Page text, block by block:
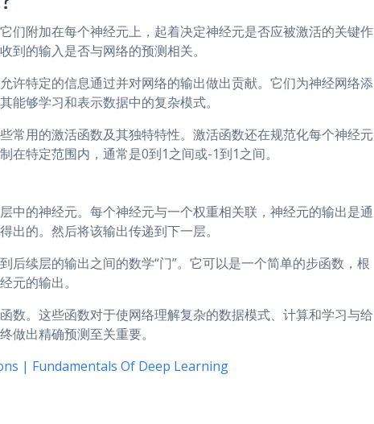
们附加在每个神经元上，起着决定神经元是否应被激活的关键作
到的输入是否与网络的预测相关。
许特定的信息通过并对网络的输出做出贡献。它们为神经网络添
能够学习和表示数据中的复杂模式。
常用的激活函数及其独特特性。激活函数还在规范化每个神经元
在特定范围内，通常是0到1之间或-1到1之间。
中的神经元。每个神经元与一个权重相关联，神经元的输出是通
出的。然后将该输出传递到下一层。
后续层的输出之间的数学“门”。它可以是一个简单的步函数，根
元的输出。
数。这些函数对于使网络理解复杂的数据模式、计算和学习与给
做出精确预测至关重要。
| Fundamentals Of Deep Learning